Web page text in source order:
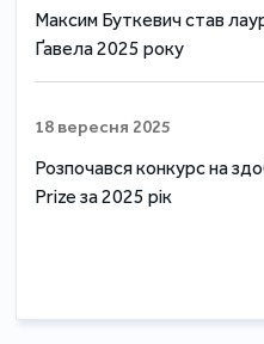
Максим Буткевич став
Ґавела 2025 року
18 вересня 2025
Розпочався конкурс на
Prize за 2025 рік